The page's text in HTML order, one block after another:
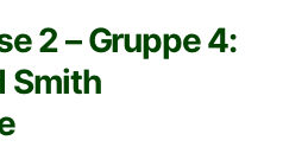
2 – Gruppe 4:
Smith